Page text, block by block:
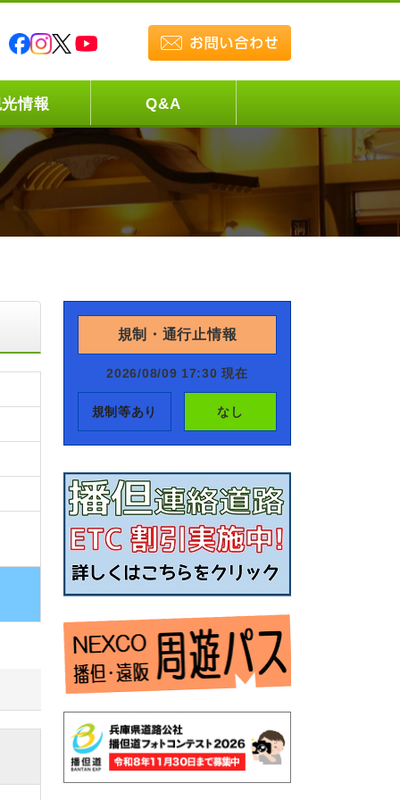
情報 Q&A
規制・通行止情報
2026/08/09 17:30 現在
規制等あり なし